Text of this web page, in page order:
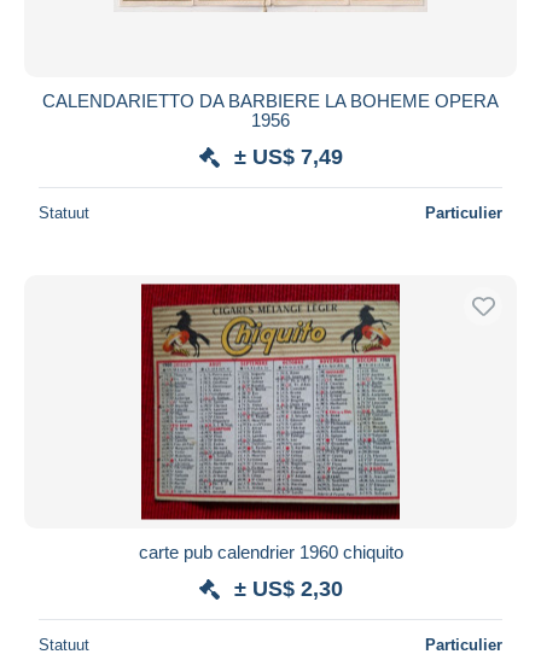
CALENDARIETTO DA BARBIERE LA BOHEME OPERA
1956
± US$ 7,49
Statuut Particulier
carte pub calendrier 1960 chiquito
± US$ 2,30
Statuut Particulier